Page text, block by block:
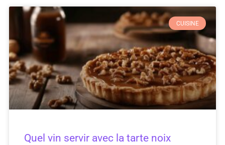
CUISINE
Quel vin servir avec la tarte noix